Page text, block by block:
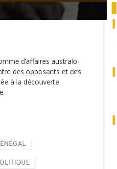
d’affaires australo-
des opposants et des
à la découverte